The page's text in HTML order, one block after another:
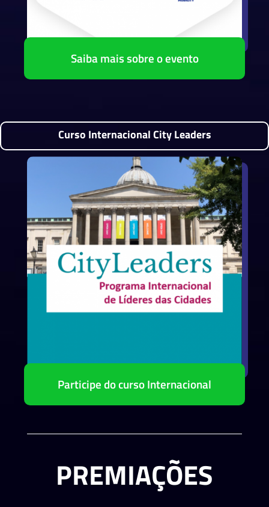
Saiba mais sobre o evento
Curso Internacional City Leaders
Participe do curso Internacional
PREMIAÇÕES